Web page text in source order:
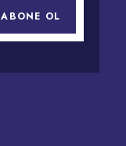
ABONE OL